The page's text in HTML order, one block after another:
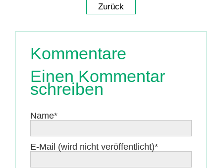
Zurück
Kommentare
Einen Kommentar
schreiben
Pflichtfeld
Name*
Pflichtfeld
E-Mail (wird nicht veröffentlicht)*